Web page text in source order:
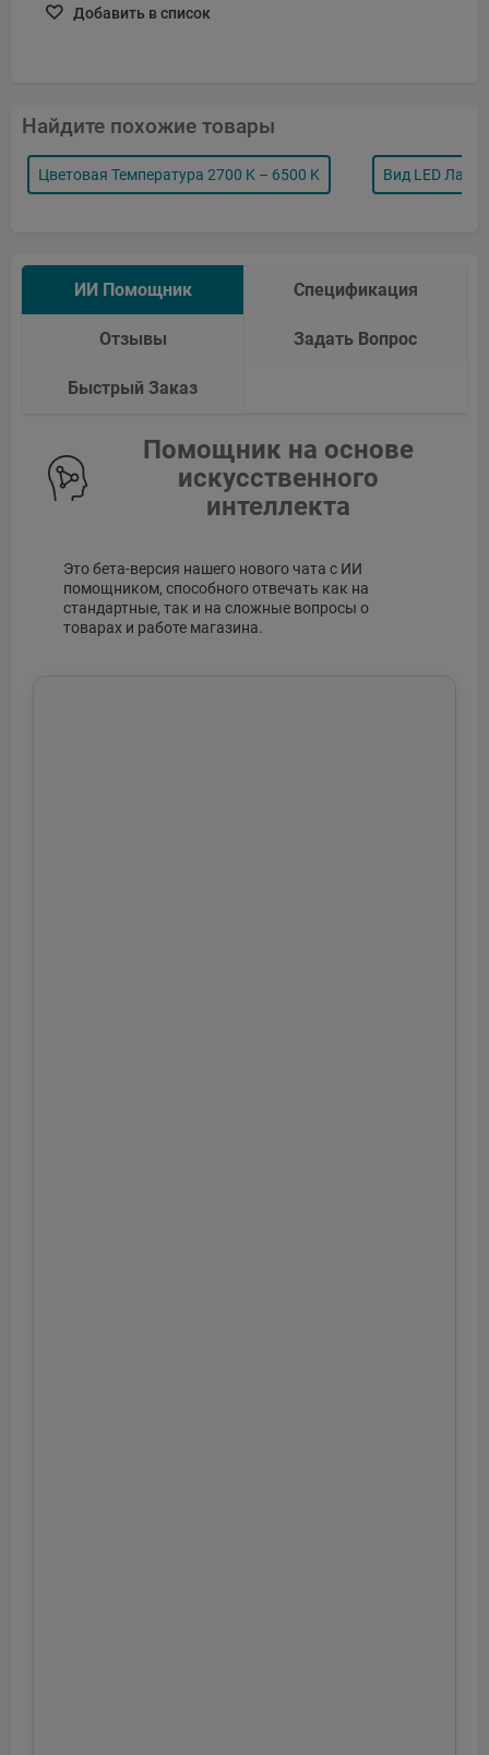
Добавить в список
Найдите похожие товары
Цветовая Температура 2700 K – 6500 K Вид LED
ИИ Помощник Спецификация
Отзывы Задать Вопрос
Быстрый Заказ
Помощник на основе
искусственного
интеллекта
Это бета-версия нашего нового чата с ИИ
помощником, способного отвечать как на
стандартные, так и на сложные вопросы о
товарах и работе магазина.